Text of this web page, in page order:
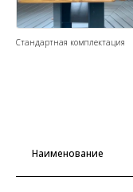
Стандартная комплектация
Наименование